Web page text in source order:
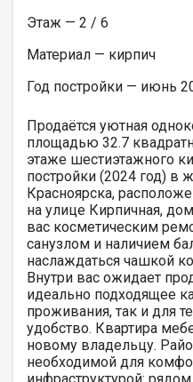
Этаж — 2 / 6
Материал — кирпич
Год постройки — июнь
Продаётся уютная
площадью 32.7
этаже шестиэтажного
постройки (2024 год) в
Красноярска,
на улице Кирпичная,
вас косметическим
санузлом и наличием
наслаждаться чашкой
Внутри вас ожидает
идеально подходящее
проживания, так и для
удобство. Квартира
новому владельцу.
необходимой для
инфраструктурой: